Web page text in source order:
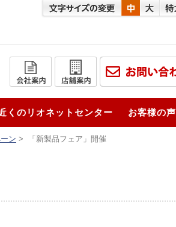
くのリオネットセンター お客様の声
ン > 「新製品フェア」開催